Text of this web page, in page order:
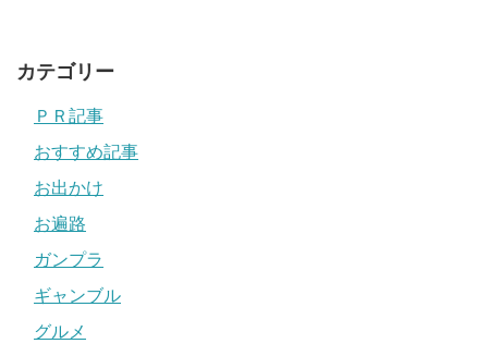
カテゴリー
ＰＲ記事
おすすめ記事
お出かけ
お遍路
ガンプラ
ギャンブル
グルメ